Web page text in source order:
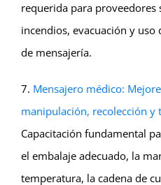
requerida para proveedores
incendios, evacuación y
de mensajería.
7. Mensajero médico:
manipulación, recolección y
Capacitación fundamental
el embalaje adecuado, la
temperatura, la cadena de